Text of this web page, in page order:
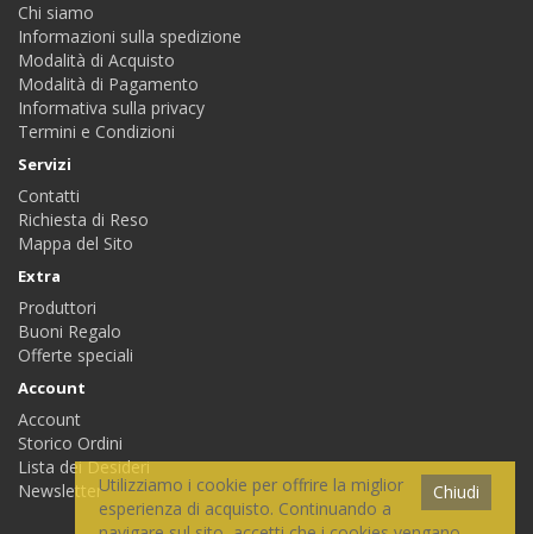
Chi siamo
Informazioni sulla spedizione
Modalità di Acquisto
Modalità di Pagamento
Informativa sulla privacy
Termini e Condizioni
Servizi
Contatti
Richiesta di Reso
Mappa del Sito
Extra
Produttori
Buoni Regalo
Offerte speciali
Account
Account
Storico Ordini
Lista dei Desideri
Newsletter
Chiudi
Utilizziamo i cookie per offrire la miglior
esperienza di acquisto. Continuando a